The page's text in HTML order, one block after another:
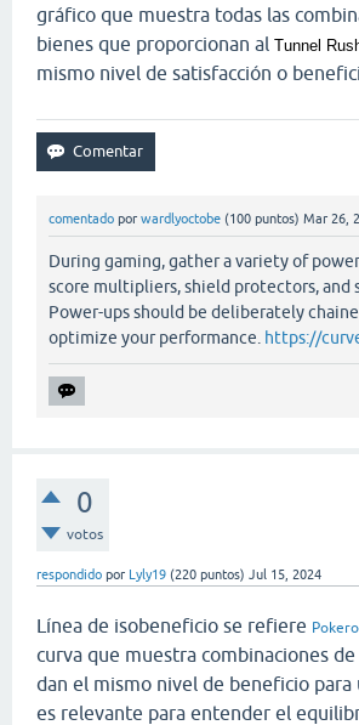
gráfico que muestra todas las
bienes que proporcionan al Tunnel
mismo nivel de satisfacción o
comentado por wardlyoctobe (100 puntos) Mar 26,
During gaming, gather a variety of
score multipliers, shield protectors, and
Power-ups should be deliberately
optimize your performance. https://
0
votos
respondido por Lyly19 (220 puntos) Jul 15, 2024
Línea de isobeneficio se refiere
curva que muestra combinaciones
dan el mismo nivel de beneficio para
es relevante para entender el